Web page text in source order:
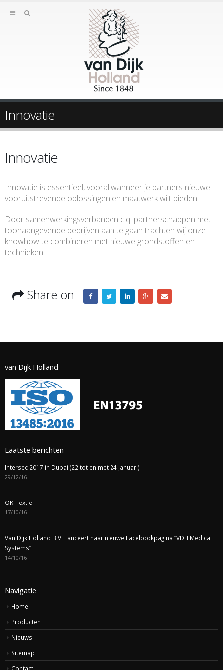
Innovatie
Innovatie
Innovatie is essentieel, vooral wanneer je partners nieuwe
vooruitstrevende oplossingen en maatwerk wilt bieden.
Door samenwerkingsverbanden c.q. partnerschappen met
toonaangevende bedrijven aan te gaan trachten wij onze
knowhow te combineren met nieuwe grondstoffen en
technieken.
Share on
van Dijk Holland
Laatste berichten
Intersec 2017 in Dubai (22 tot en met 24 januari)
29/12/16
OK-Textiel
17/10/16
Van Dijk Holland B.V. Lanceert haar nieuwe Facebookpagina “VDH Medical
Systems”
14/10/16
Navigatie
Home
Producten
Nieuws
Sitemap
Contact